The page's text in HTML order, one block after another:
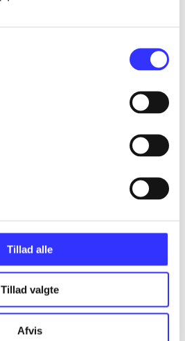
Tillad alle
Tillad valgte
Afvis